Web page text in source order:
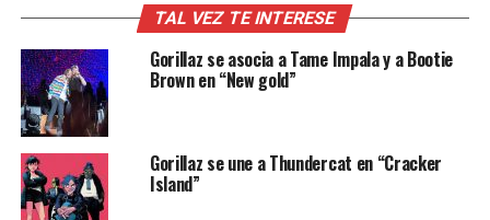
TAL VEZ TE INTERESE
Gorillaz se asocia a Tame Impala y a Bootie
Brown en “New gold”
Gorillaz se une a Thundercat en “Cracker
Island”